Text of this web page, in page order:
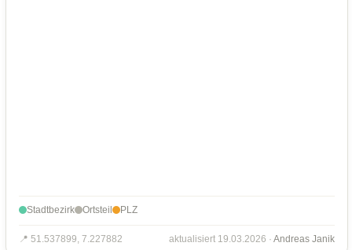
Stadtbezirk Ortsteil PLZ
📍 51.537899, 7.227882 aktualisiert 19.03.2026 ·Andreas Janik